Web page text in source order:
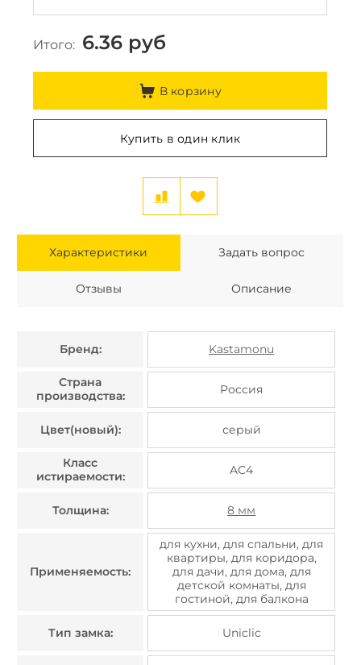
Итого: 6.36 руб
В корзину
Купить в один клик
Характеристики Задать вопрос
Отзывы Описание
Бренд: Kastamonu
Страна
производства:
Россия
Цвет(новый): серый
Класс
истираемости:
AC4
Толщина: 8 мм
Применяемость:
для кухни, для спальни, для
квартиры, для коридора,
для дачи, для дома, для
детской комнаты, для
гостиной, для балкона
Тип замка: Uniclic